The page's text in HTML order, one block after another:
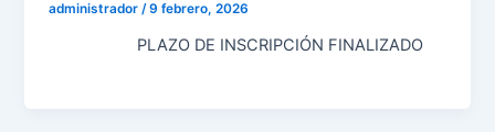
administrador/9 febrero, 2026
PLAZO DE INSCRIPCIÓN FINALIZADO